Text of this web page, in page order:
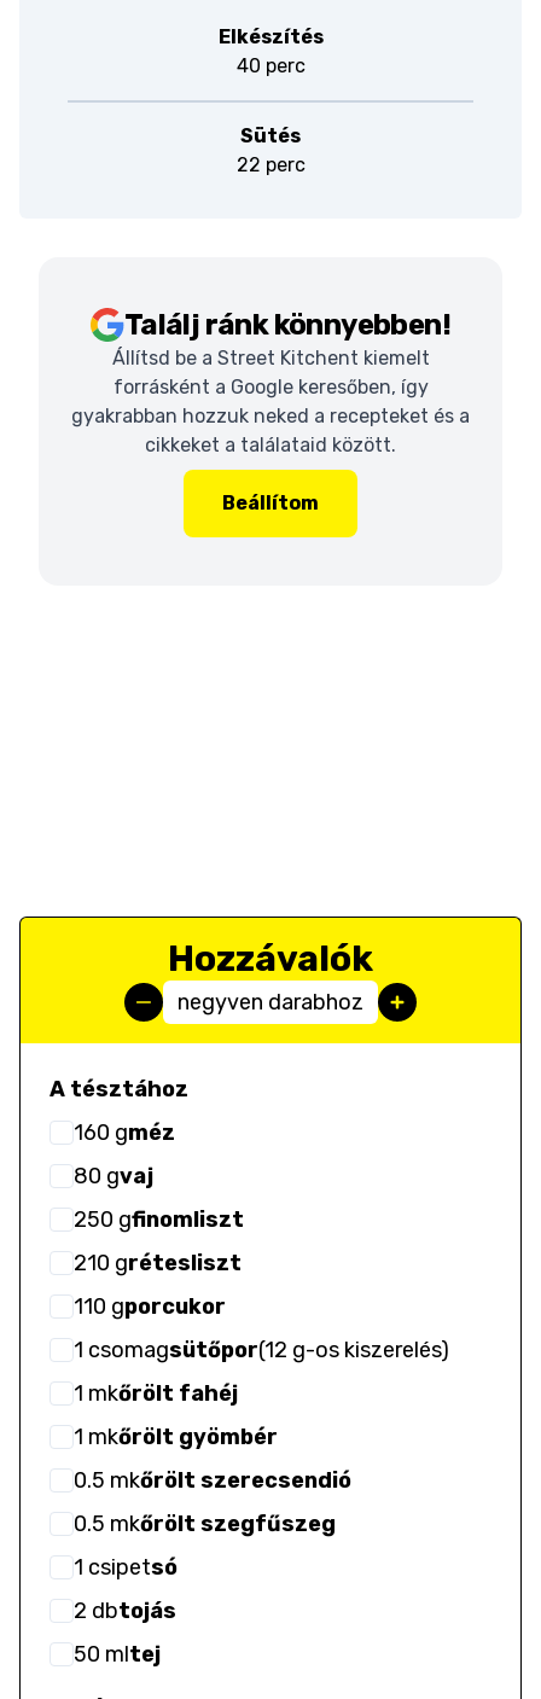
Elkészítés
40 perc
Sütés
22 perc
Találj ránk könnyebben!
Állítsd be a Street Kitchent kiemelt
forrásként a Google keresőben, így
gyakrabban hozzuk neked a recepteket és a
cikkeket a találataid között.
Beállítom
Hozzávalók
negyven darabhoz
A tésztához
160 gméz
80 gvaj
250 gfinomliszt
210 grétesliszt
110 gporcukor
1 csomagsütőpor(12 g-os kiszerelés)
1 mkőrölt fahéj
1 mkőrölt gyömbér
0.5 mkőrölt szerecsendió
0.5 mkőrölt szegfűszeg
1 csipetsó
2 dbtojás
50 mltej